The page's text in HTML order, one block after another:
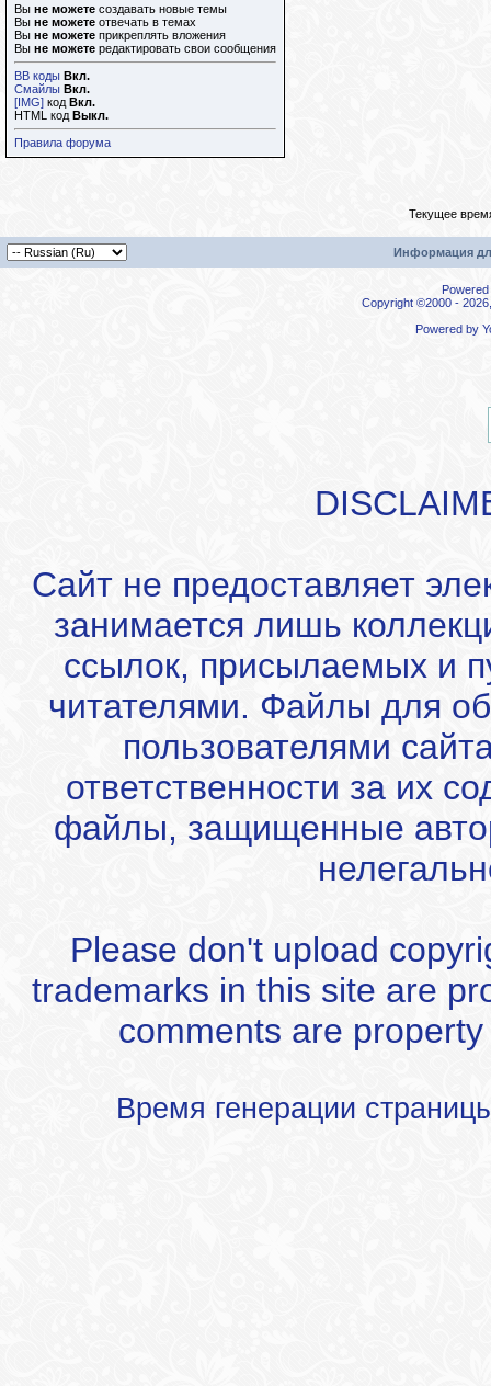
Вы не можете создавать новые темы
Вы не можете отвечать в темах
Вы не можете прикреплять вложения
Вы не можете редактировать свои сообщения
BB коды Вкл.
Смайлы Вкл.
[IMG] код Вкл.
HTML код Выкл.
Правила форума
Текущее
Информация
Copyright ©2000 -
Powered by
Сайт не предоставляет
занимается лишь
ссылок, присылаемых и
читателями. Файлы для
пользователями
ответственности за их
файлы, защищенные
Please don't upload
trademarks in this site are
comments are
Время генерации